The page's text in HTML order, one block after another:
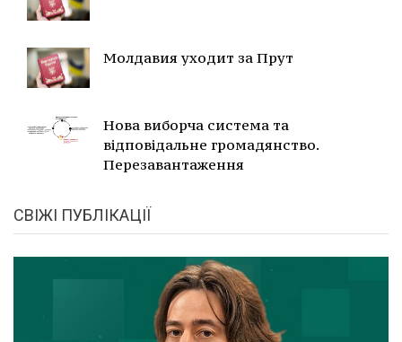
Молдавия уходит за Прут
Нова виборча система та
відповідальне громадянство.
Перезавантаження
СВІЖІ ПУБЛІКАЦІЇ